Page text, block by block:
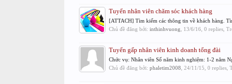
Tuyển nhân viên chăm sóc khách hàng
[ATTACH] Tìm kiếm các thông tin về khách hàng.
Chủ đề đăng bởi: inthinhvuong 13/6/16 , 0 replies,
Tuyển gấp nhân viên kinh doanh tổng đài
Chức vụ: Nhân viên Số năm kinh nghiệm: 1-2 năm
Chủ đề đăng bởi: phaletim2008 24/11/15 , 0 replies,